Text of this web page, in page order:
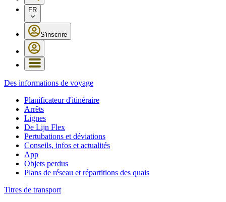
FR
S'inscrire
Des informations de voyage
Planificateur d'itinéraire
Arrêts
Lignes
De Lijn Flex
Pertubations et déviations
Conseils, infos et actualités
App
Objets perdus
Plans de réseau et répartitions des quais
Titres de transport